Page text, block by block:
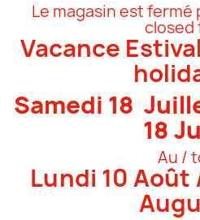
Le magasin est
closed
Vacance
Samedi 18
18
Au /
Lundi 10 Août